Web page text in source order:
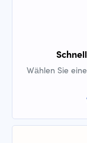
Wählen Sie